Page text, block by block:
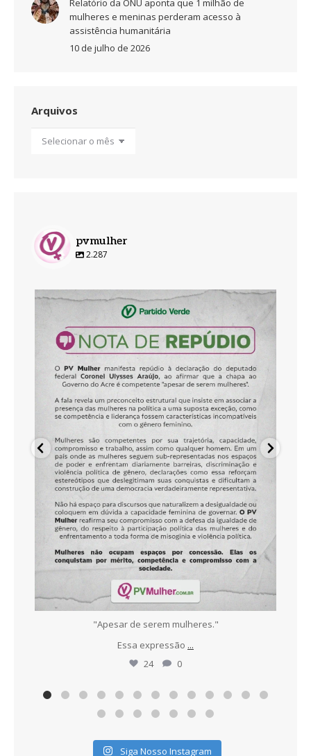
Relatório da ONU aponta que 1 milhão de
mulheres e meninas perderam acesso à
assistência humanitária
10 de julho de 2026
Arquivos
pvmulher
2.287
pvmulher
Ago 5
"Apesar de serem mulheres."
Essa expressão ...
24
0
Siga Nosso Instagram